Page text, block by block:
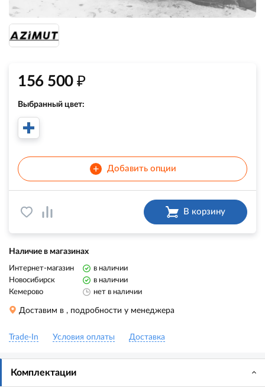
156 500 ₽
Выбранный цвет:
+ Добавить опции
В корзину
Наличие в магазинах
Интернет-магазин
в наличии
Новосибирск
в наличии
Кемерово
нет в наличии
Доставим в , подробности у менеджера
Trade-In Условия оплаты Доставка
Комплектации